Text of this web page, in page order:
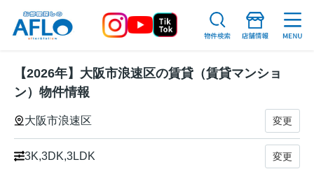
【2026年】大阪市浪速区の賃貸（賃貸マンショ
ン）物件情報
大阪市浪速区 変更
3K,3DK,3LDK 変更